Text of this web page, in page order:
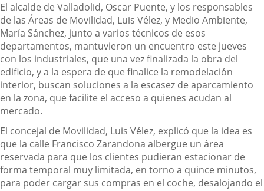
El alcalde de Valladolid, Oscar Puente, y los responsables
de las Áreas de Movilidad, Luis Vélez, y Medio Ambiente,
María Sánchez, junto a varios técnicos de esos
departamentos, mantuvieron un encuentro este jueves
con los industriales, que una vez finalizada la obra del
edificio, y a la espera de que finalice la remodelación
interior, buscan soluciones a la escasez de aparcamiento
en la zona, que facilite el acceso a quienes acudan al
mercado.
El concejal de Movilidad, Luis Vélez, explicó que la idea es
que la calle Francisco Zarandona albergue un área
reservada para que los clientes pudieran estacionar de
forma temporal muy limitada, en torno a quince minutos,
para poder cargar sus compras en el coche, desalojando el